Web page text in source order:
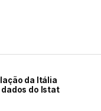
da Itália
do Istat